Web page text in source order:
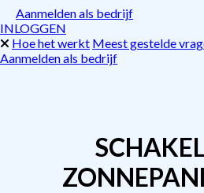
Aanmelden als bedrijf
INLOGGEN
Hoe het werkt Meest gestelde
Aanmelden als bedrijf